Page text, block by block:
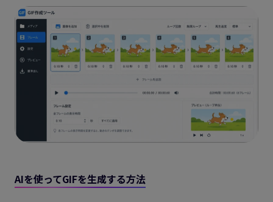
AIを使ってGIFを生成する方法